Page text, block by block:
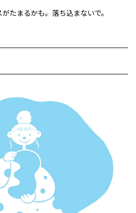
たまるかも。落ち込まないで。